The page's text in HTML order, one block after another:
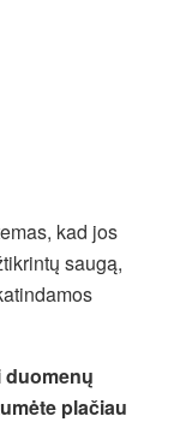
kad jos
saugą,
duomenų
plačiau